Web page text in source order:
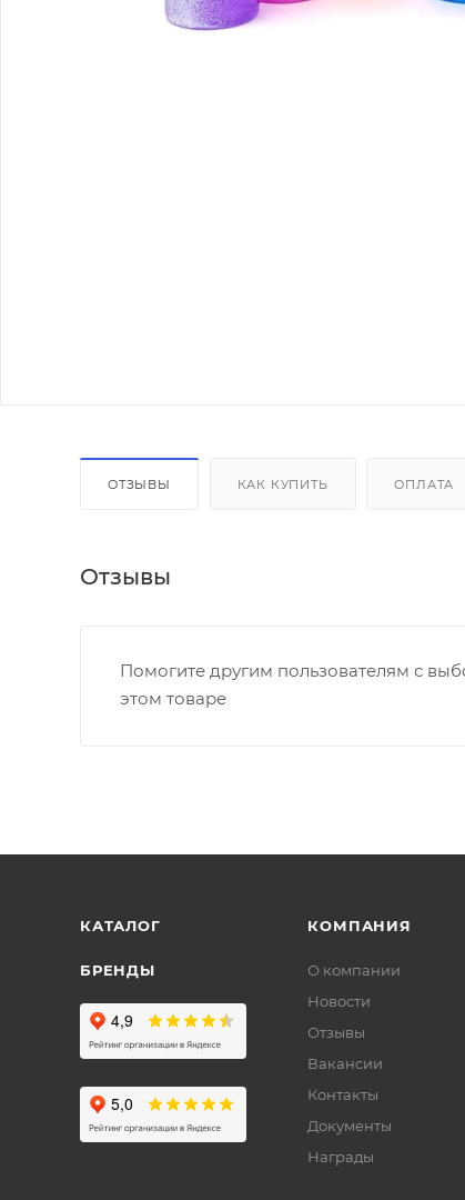
ОТЗЫВЫ КАК КУПИТЬ ОПЛАТА
Отзывы
Помогите другим пользователям с
этом товаре
КАТАЛОГ
БРЕНДЫ
КОМПАНИЯ
О компании
Новости
Отзывы
Вакансии
Контакты
Документы
Награды